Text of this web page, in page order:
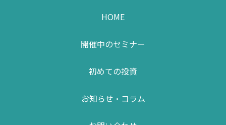
HOME
開催中のセミナー
初めての投資
お知らせ・コラム